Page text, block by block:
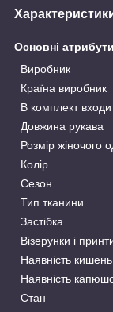
Основні атрибути
Виробник
Країна виробник
В комплект
Довжина рукава
Розмір жіночого
Колір
Сезон
Тип тканини
Застібка
Візерунки і
Наявність кишень
Наявність
Стан